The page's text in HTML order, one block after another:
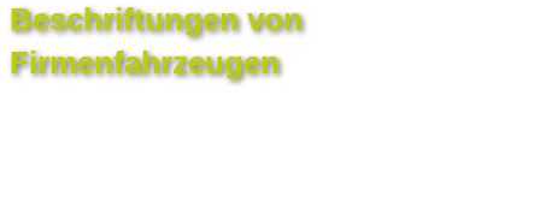
Beschriftungen von
Firmenfahrzeugen